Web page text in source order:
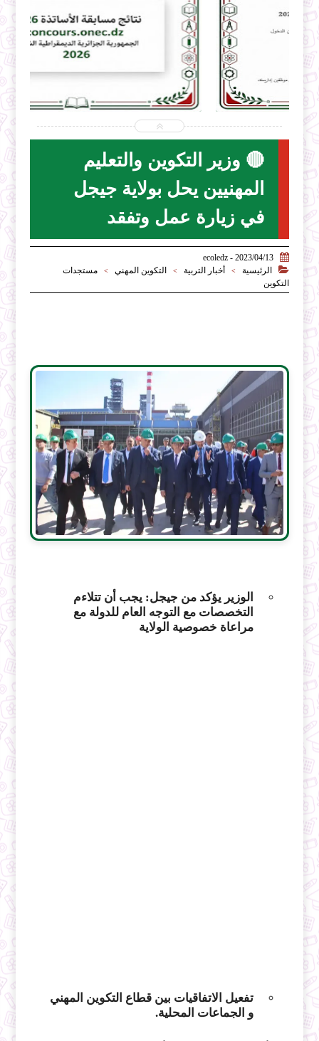
2026-07-31
ecoledz.net
🔴 وزير التكوين والتعليم
المهنيين يحل بولاية جيجل
في زيارة عمل وتفقد

2023/04/13 - ecoledz

الرئيسية > أخبار التربية > التكوين المهني >
مستجدات
التكوين
الوزير يؤكد من جيجل: يجب أن تتلاءم
التخصصات مع التوجه العام للدولة مع
مراعاة خصوصية الولاية
تفعيل الاتفاقيات بين قطاع التكوين المهني
و الجماعات المحلية.